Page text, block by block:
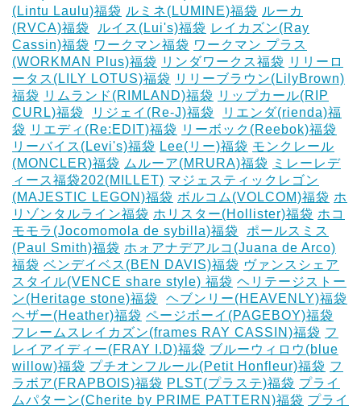
(Lintu Laulu)福袋 ルミネ(LUMINE)福袋 ルーカ
(RVCA)福袋
ルイス(Lui's)福袋 レイカズン(Ray
Cassin)福袋 ワークマン福袋 ワークマン プラス
(WORKMAN Plus)福袋 リンダワークス福袋 リリーロ
ータス(LILY LOTUS)福袋 リリーブラウン(LilyBrown)
福袋 リムランド(RIMLAND)福袋 リップカール(RIP
CURL)福袋
リジェイ(Re-J)福袋
リエンダ(rienda)福
袋 リエディ(Re:EDIT)福袋 リーボック(Reebok)福袋
リーバイス(Levi's)福袋 Lee(リー)福袋 モンクレール
(MONCLER)福袋 ムルーア(MRURA)福袋
ミレーレデ
ィース福袋202(MILLET) マジェスティックレゴン
(MAJESTIC LEGON)福袋 ボルコム(VOLCOM)福袋 ホ
リゾンタルライン福袋 ホリスター(Hollister)福袋 ホコ
モモラ(Jocomomola de sybilla)福袋
ポールスミス
(Paul Smith)福袋 ホォアナデアルコ(Juana de Arco)
福袋 ベンデイベス(BEN DAVIS)福袋 ヴァンスシェア
スタイル(VENCE share style) 福袋 ヘリテージストー
ン(Heritage stone)福袋
ヘブンリー(HEAVENLY)福袋
ヘザー(Heather)福袋 ページボーイ(PAGEBOY)福袋
フレームスレイカズン(frames RAY CASSIN)福袋 フ
レイアイディー(FRAY I.D)福袋 ブルーウィロウ(blue
willow)福袋 プチオンフルール(Petit Honfleur)福袋 フ
ラボア(FRAPBOIS)福袋 PLST(プラステ)福袋 プライ
ムパターン(Cherite by PRIME PATTERN)福袋 プライ